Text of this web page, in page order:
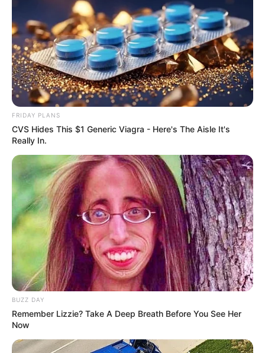
ΑΠΟΨΕΙΣ
Σιωπή
Σιωπή… Δυστυχώς ο κόσμος μας, ειδικά στις μέρες μας,
δεν μιλάω”.. Το να εθελοτυφλείς αλήθεια πόσο...
ΑΠΟΨΕΙΣ ΔΙΕΘΝΗ
Σιωνιστικό δαίμονα
FRIDAY PLANS
CVS Hides This $1 Generic Viagra - Here's The Aisle It's
Really In.
BUZZ DAY
Remember Lizzie? Take A Deep Breath Before You See Her
Now